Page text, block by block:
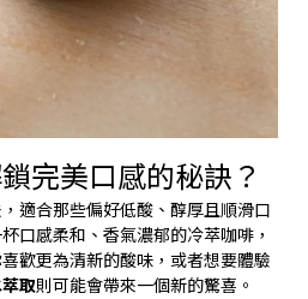
完美口感的秘訣？
適合那些偏好低酸、醇厚且順滑口
口感柔和、香氣濃郁的冷萃咖啡，
歡更為清新的酸味，或者想要體驗
取則可能會帶來一個新的驚喜。